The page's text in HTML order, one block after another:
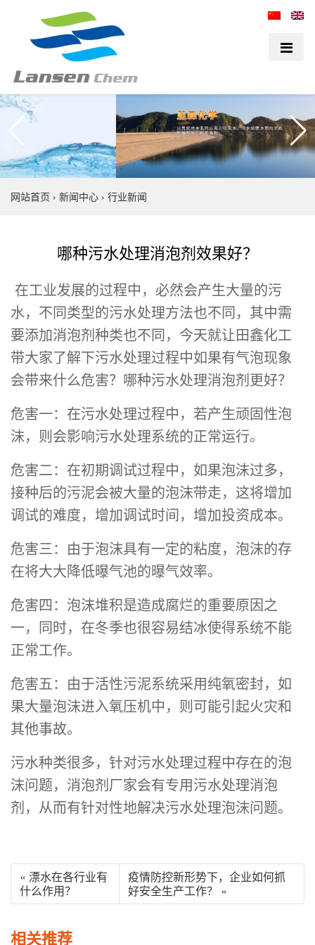
网站首页 › 新闻中心 › 行业新闻
哪种污水处理消泡剂效果好？
在工业发展的过程中，必然会产生大量的污
水，不同类型的污水处理方法也不同，其中需
要添加消泡剂种类也不同，今天就让田鑫化工
带大家了解下污水处理过程中如果有气泡现象
会带来什么危害？哪种污水处理消泡剂更好？
危害一：在污水处理过程中，若产生顽固性泡
沫，则会影响污水处理系统的正常运行。
危害二：在初期调试过程中，如果泡沫过多，
接种后的污泥会被大量的泡沫带走，这将增加
调试的难度，增加调试时间，增加投资成本。
危害三：由于泡沫具有一定的粘度，泡沫的存
在将大大降低曝气池的曝气效率。
危害四：泡沫堆积是造成腐烂的重要原因之
一，同时，在冬季也很容易结冰使得系统不能
正常工作。
危害五：由于活性污泥系统采用纯氧密封，如
果大量泡沫进入氧压机中，则可能引起火灾和
其他事故。
污水种类很多，针对污水处理过程中存在的泡
沫问题，消泡剂厂家会有专用污水处理消泡
剂，从而有针对性地解决污水处理泡沫问题。
« 漂水在各行业有
什么作用？
疫情防控新形势下，企业如何抓
好安全生产工作？ »
相关推荐